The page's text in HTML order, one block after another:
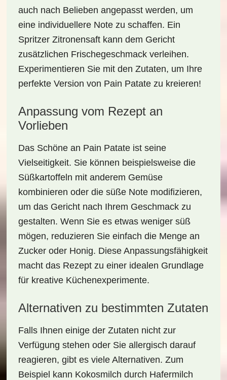
auch nach Belieben angepasst werden, um
eine individuellere Note zu schaffen. Ein
Spritzer Zitronensaft kann dem Gericht
zusätzlichen Frischegeschmackverleihen.
Experimentieren Sie mit den Zutaten, um Ihre
perfekte Version von Pain Patate zu kreieren!
Anpassung vom Rezept an
Vorlieben
Das Schöne an Pain Patate ist seine
Vielseitigkeit. Sie können beispielsweise die
Süßkartoffeln mit anderem Gemüse
kombinieren oder die süße Note modifizieren,
um das Gericht nach Ihrem Geschmack zu
gestalten. Wenn Sie es etwas weniger süß
mögen, reduzieren Sie einfach die Menge an
Zucker oder Honig. Diese Anpassungsfähigkeit
macht das Rezept zu einer idealen Grundlage
für kreative Küchenexperimente.
Alternativen zu bestimmten Zutaten
Falls Ihnen einige der Zutaten nicht zur
Verfügung stehen oder Sie allergisch darauf
reagieren, gibt es viele Alternativen. Zum
Beispiel kann Kokosmilch durch Hafermilch